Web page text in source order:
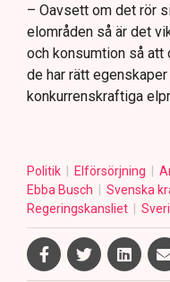
– Oavsett om det rör
elområden så är det
och konsumtion så att
de har rätt
konkurrenskraftiga
Politik Elförsörjning
Ebba Busch
Svenska
Regeringskansliet